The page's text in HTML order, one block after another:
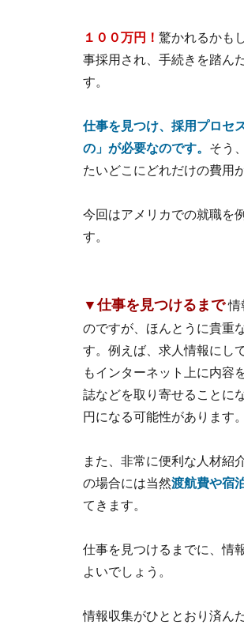
１００万円！ 驚かれるかも
事採用され、手続きを踏ん
す。
仕事を見つけ、採用プロセ
の」が必要なのです。 そう
たいどこにどれだけの費用
今回はアメリカでの就職を
す。
▼仕事を見つけるまで 情
のですが、ほんとうに貴重
す。例えば、求人情報にして
もインターネット上に内容
誌などを取り寄せることに
円になる可能性があります。
また、非常に便利な人材紹
の場合には当然渡航費や宿
てきます。
仕事を見つけるまでに、情
よいでしょう。
情報収集がひととおり済ん